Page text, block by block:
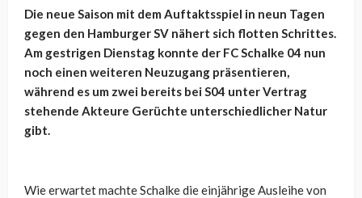
Die neue Saison mit dem Auftaktsspiel in neun Tagen
gegen den Hamburger SV nähert sich flotten Schrittes.
Am gestrigen Dienstag konnte der FC Schalke 04 nun
noch einen weiteren Neuzugang präsentieren,
während es um zwei bereits bei S04 unter Vertrag
stehende Akteure Gerüchte unterschiedlicher Natur
gibt.
Wie erwartet machte Schalke die einjährige Ausleihe von